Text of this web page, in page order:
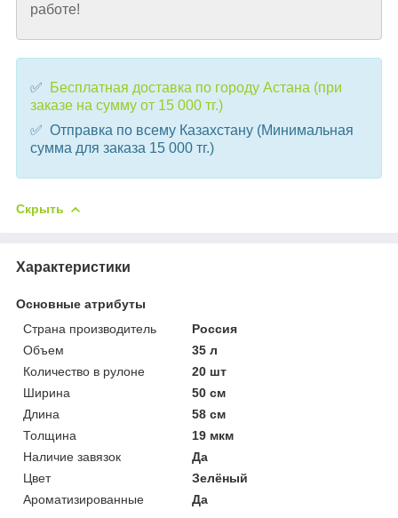
работе!
✅
Бесплатная доставка по городу Астана (при
заказе на сумму от 15 000 тг.)
✅ Отправка по всему Казахстану (Минимальная
сумма для заказа 15 000 тг.)
Скрыть
Характеристики
Основные атрибуты
Страна производитель
Россия
Объем
35 л
Количество в рулоне
20 шт
Ширина
50 см
Длина
58 см
Толщина
19 мкм
Наличие завязок
Да
Цвет
Зелёный
Ароматизированные
Да